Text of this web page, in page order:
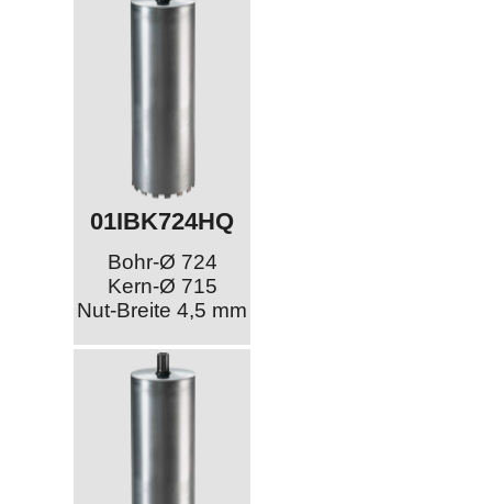
01IBK724HQ
Bohr-Ø 724
Kern-Ø 715
Nut-Breite 4,5 mm